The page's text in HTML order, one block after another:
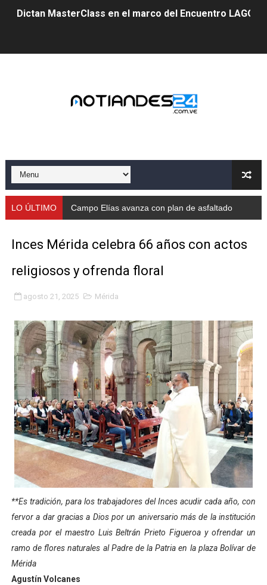
Dictan MasterClass en el marco del Encuentro LAGO
Gobernador Arnaldo Sánchez apadrina a más de 993
Mérida fortalece su reserva deportiva de cara a
Gobernación de Mérida instalará mesa de trabajo con
Gobierno bolivariano avanza en la transformación del
Hospital universitario muestra sus avances en visita
Instituto Nacional de Nutrición celebra Semana
Gobernación de Mérida fortalece el desarrollo
Corposalud inició talleres para aspirantes al curso de
Fortalecen formación académica de médicos en
Fortaleciendo la economía comunal en El Vigía con
Campo Elías consolida plan de bacheo en el sector La
Fundecem inició con éxito el taller vacacional de
El Lactario del Iahula celebra la Semana Mundial de la
Plan Vacacional "Venezuela Ríe 2026" brinda
LO ÚLTIMO Campo Elías avanza con plan de asfaltado
Inces Mérida celebra 66 años con actos
religiosos y ofrenda floral
agosto 21, 2025 Mérida
**Es tradición, para los trabajadores del Inces acudir cada año, con
fervor a dar gracias a Dios por un aniversario más de la institución
creada por el maestro Luis Beltrán Prieto Figueroa y ofrendar un
ramo de flores naturales al Padre de la Patria en la plaza Bolívar de
Mérida
Agustín Volcanes